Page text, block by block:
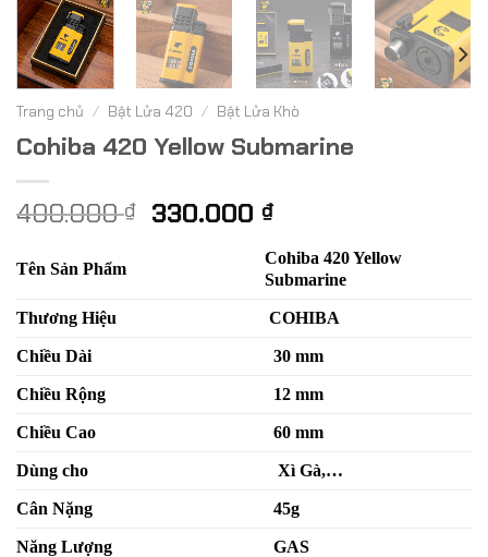
Trang chủ / Bật Lửa 420 / Bật Lửa Khò
Cohiba 420 Yellow Submarine
400.000₫ Giá
400.000 ₫.
330.000 ₫Giá
tại
là:
330.000 ₫.
Tên Sản Phẩm
Cohiba 420 Yellow
Submarine
Thương Hiệu COHIBA
Chiều Dài 30 mm
Chiều Rộng 12 mm
Chiều Cao 60 mm
Dùng cho Xì Gà,…
Cân Nặng 45g
Năng Lượng GAS